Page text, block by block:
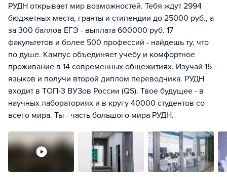
РУДН открывает мир возможностей. Тебя ждут 2994
бюджетных места, гранты и стипендии до 25000 руб., а
за 300 баллов ЕГЭ - выплата 600000 руб. 17
факультетов и более 500 профессий - найдешь ту, что
по душе. Кампус объединяет учебу и комфортное
проживание в 14 современных общежитиях. Изучай 15
языков и получи второй диплом переводчика. РУДН
входит в ТОП-3 ВУЗов России (QS). Твое будущее - в
научных лабораториях и в кругу 40000 студентов со
всего мира. Ты - часть большого мира РУДН.